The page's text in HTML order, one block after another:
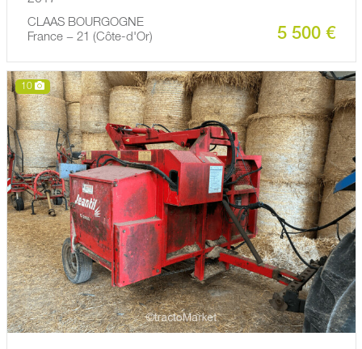
CLAAS BOURGOGNE
France − 21 (Côte-d'Or)
5 500 €
10